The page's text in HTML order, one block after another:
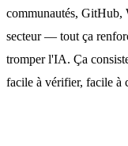
communautés, GitHub,
secteur — tout ça
tromper l'IA. Ça
facile à vérifier, facile à